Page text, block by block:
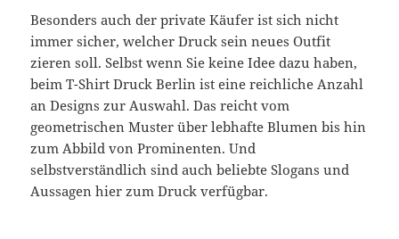
Besonders auch der private Käufer ist sich nicht
immer sicher, welcher Druck sein neues Outfit
zieren soll. Selbst wenn Sie keine Idee dazu haben,
beim T-Shirt Druck Berlin ist eine reichliche Anzahl
an Designs zur Auswahl. Das reicht vom
geometrischen Muster über lebhafte Blumen bis hin
zum Abbild von Prominenten. Und
selbstverständlich sind auch beliebte Slogans und
Aussagen hier zum Druck verfügbar.